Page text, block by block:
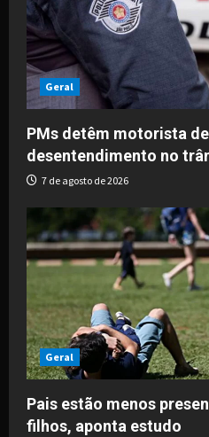
a
t
i
o
n
Geral
PMs detêm motorista
desentendimento no
7 de agosto de 2026
Geral
Pais estão menos
filhos, aponta estudo